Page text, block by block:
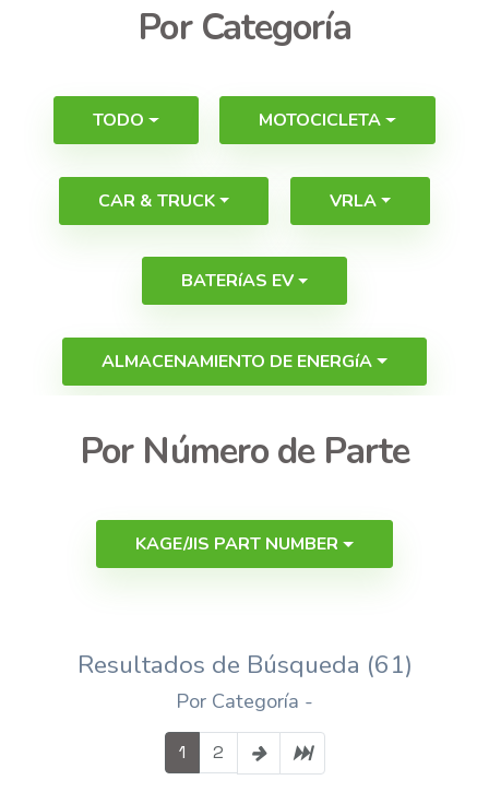
Por Categoría
TODO MOTOCICLETA
CAR & TRUCK VRLA
BATERíAS EV
ALMACENAMIENTO DE ENERGíA
Por Número de Parte
KAGE/JIS PART NUMBER
Resultados de Búsqueda (61)
Por Categoría -
1 2